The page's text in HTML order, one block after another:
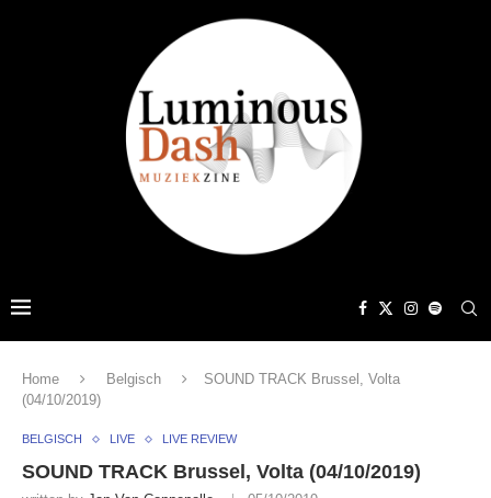
Home Belgisch
SOUND TRACK Brussel, Volta
(04/10/2019)
BELGISCH LIVE LIVE REVIEW
SOUND TRACK Brussel, Volta (04/10/2019)